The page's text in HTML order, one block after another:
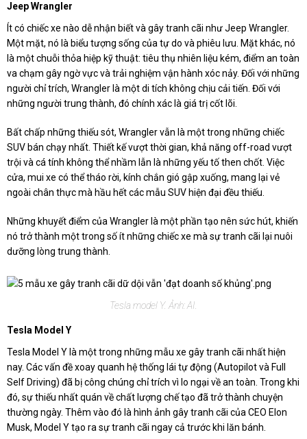
Jeep Wrangler
Ít có chiếc xe nào dễ nhận biết và gây tranh cãi như Jeep Wrangler.
Một mặt, nó là biểu tượng sống của tự do và phiêu lưu. Mặt khác, nó
là một chuỗi thỏa hiệp kỹ thuật: tiêu thụ nhiên liệu kém, điểm an toàn
va chạm gây ngờ vực và trải nghiệm vận hành xóc nảy. Đối với những
người chỉ trích, Wrangler là một di tích không chịu cải tiến. Đối với
những người trung thành, đó chính xác là giá trị cốt lõi.
Bất chấp những thiếu sót, Wrangler vẫn là một trong những chiếc
SUV bán chạy nhất. Thiết kế vượt thời gian, khả năng off-road vượt
trội và cá tính không thể nhầm lẫn là những yếu tố then chốt. Việc
cửa, mui xe có thể tháo rời, kính chắn gió gập xuống, mang lại vẻ
ngoài chân thực mà hầu hết các mẫu SUV hiện đại đều thiếu.
Những khuyết điểm của Wrangler là một phần tạo nên sức hút, khiến
nó trở thành một trong số ít những chiếc xe mà sự tranh cãi lại nuôi
dưỡng lòng trung thành.
Tesla model Y. Ảnh: AI.
Tesla Model Y
Tesla Model Y là một trong những mẫu xe gây tranh cãi nhất hiện
nay. Các vấn đề xoay quanh hệ thống lái tự động (Autopilot và Full
Self Driving) đã bị công chúng chỉ trích vì lo ngại về an toàn. Trong khi
đó, sự thiếu nhất quán về chất lượng chế tạo đã trở thành chuyện
thường ngày. Thêm vào đó là hình ảnh gây tranh cãi của CEO Elon
Musk, Model Y tạo ra sự tranh cãi ngay cả trước khi lăn bánh.